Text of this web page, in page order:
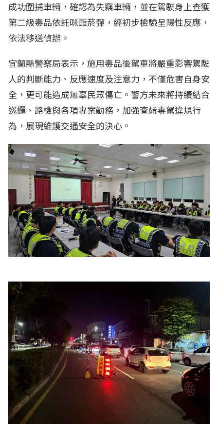
成功圍捕車輛，確認為失竊車輛，並在駕駛身上查獲
第二級毒品依託咪酯菸彈，經初步檢驗呈陽性反應，
依法移送偵辦。
宜蘭縣警察局表示，施用毒品後駕車將嚴重影響駕駛
人的判斷能力、反應速度及注意力，不僅危害自身安
全，更可能造成無辜民眾傷亡。警方未來將持續結合
巡邏、路檢與各項專案勤務，加強查緝毒駕違規行
為，展現維護交通安全的決心。